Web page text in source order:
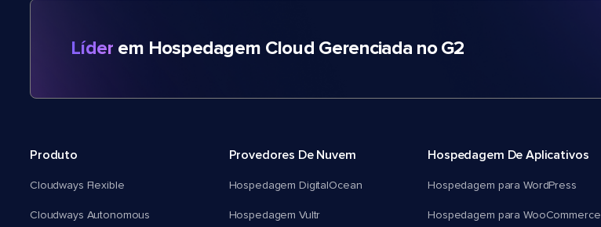
Líder em Hospedagem Cloud Gerenciada no G2
Produto
Cloudways Flexible
Cloudways Autonomous
Provedores De Nuvem
Hospedagem DigitalOcean
Hospedagem Vultr
Hospedagem De Aplicativos
Hospedagem para WordPress
Hospedagem para WooCommerce